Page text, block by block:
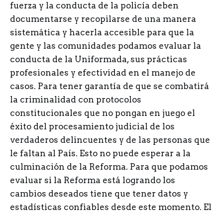
fuerza y la conducta de la policía deben
documentarse y recopilarse de una manera
sistemática y hacerla accesible para que la
gente y las comunidades podamos evaluar la
conducta de la Uniformada, sus prácticas
profesionales y efectividad en el manejo de
casos. Para tener garantía de que se combatirá
la criminalidad con protocolos
constitucionales que no pongan en juego el
éxito del procesamiento judicial de los
verdaderos delincuentes y de las personas que
le faltan al País. Esto no puede esperar a la
culminación de la Reforma. Para que podamos
evaluar si la Reforma está logrando los
cambios deseados tiene que tener datos y
estadísticas confiables desde este momento. El